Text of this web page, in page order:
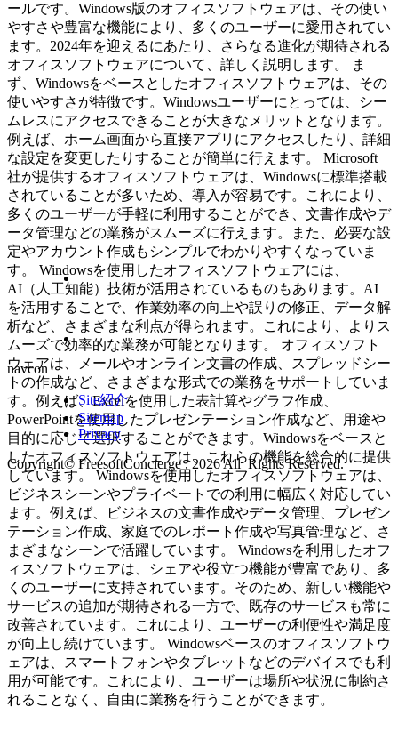
ールです。Windows版のオフィスソフトウェアは、その使い
やすさや豊富な機能により、多くのユーザーに愛用されてい
ます。2024年を迎えるにあたり、さらなる進化が期待される
オフィスソフトウェアについて、詳しく説明します。 ま
ず、Windowsをベースとしたオフィスソフトウェアは、その
使いやすさが特徴です。Windowsユーザーにとっては、シー
ムレスにアクセスできることが大きなメリットとなります。
例えば、ホーム画面から直接アプリにアクセスしたり、詳細
な設定を変更したりすることが簡単に行えます。 Microsoft
社が提供するオフィスソフトウェアは、Windowsに標準搭載
されていることが多いため、導入が容易です。これにより、
多くのユーザーが手軽に利用することができ、文書作成やデ
ータ管理などの業務がスムーズに行えます。また、必要な設
定やアカウント作成もシンプルでわかりやすくなっていま
す。 Windowsを使用したオフィスソフトウェアには、
AI（人工知能）技術が活用されているものもあります。AI
を活用することで、作業効率の向上や誤りの修正、データ解
析など、さまざまな利点が得られます。これにより、よりス
ムーズで効率的な業務が可能となります。 オフィスソフト
ウェアは、メールやオンライン文書の作成、スプレッドシー
トの作成など、さまざまな形式での業務をサポートしていま
す。例えば、Excelを使用した表計算やグラフ作成、
PowerPointを使用したプレゼンテーション作成など、用途や
目的に応じて選択することができます。Windowsをベースと
したオフィスソフトウェアは、これらの機能を総合的に提供
しています。 Windowsを使用したオフィスソフトウェアは、
ビジネスシーンやプライベートでの利用に幅広く対応してい
ます。例えば、ビジネスの文書作成やデータ管理、プレゼン
テーション作成、家庭でのレポート作成や写真管理など、さ
まざまなシーンで活躍しています。 Windowsを利用したオフ
ィスソフトウェアは、シェアや役立つ機能が豊富であり、多
くのユーザーに支持されています。そのため、新しい機能や
サービスの追加が期待される一方で、既存のサービスも常に
改善されています。これにより、ユーザーの利便性や満足度
が向上し続けています。 Windowsベースのオフィスソフトウ
ェアは、スマートフォンやタブレットなどのデバイスでも利
用が可能です。これにより、ユーザーは場所や状況に制約さ
れることなく、自由に業務を行うことができます。
navcon
Site紹介
Sitemap
Privacy
Copyright© FreesoftConcierge , 2026 All Rights Reserved.